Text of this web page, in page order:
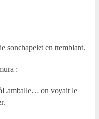
sonchapelet en tremblant.
:
on voyait le